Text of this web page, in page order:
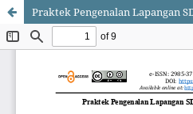
Praktek Pengenalan Lapangan